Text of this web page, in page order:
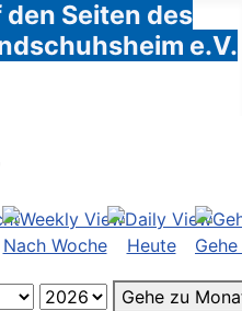
Seiten des
e.V.
Nach Woche Heute
Gehe zu